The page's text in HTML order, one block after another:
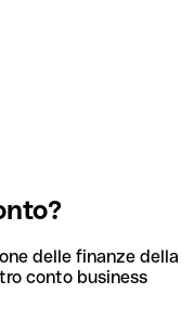
delle finanze della
conto business